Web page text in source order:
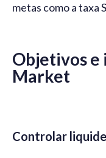
metas como a taxa
Objetivos e
Market
Controlar